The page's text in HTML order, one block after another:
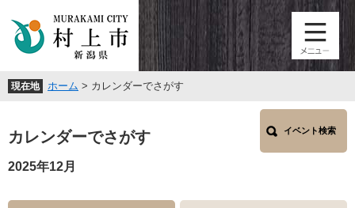
頭
。
飛
て
文
現在地 ホーム > カレンダーでさがす
文
カレンダーでさがす イベント検索
2025年12月